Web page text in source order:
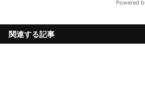
関連する記事